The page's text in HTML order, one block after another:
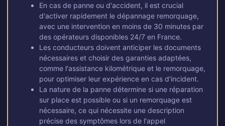
En cas de panne ou d'accident, il est crucial
d'activer rapidement le dépannage remorquage,
avec une intervention en moins de 30 minutes par
des opérateurs disponibles 24/7 en France.
Les conducteurs doivent anticiper les documents
nécessaires et choisir des garanties adaptées,
comme l'assistance kilométrique et le remorquage,
pour optimiser leur expérience en cas d'incident.
La nature de la panne détermine si une réparation
sur place est possible ou si un remorquage est
nécessaire, ce qui nécessite une description
précise des symptômes lors de l'appel